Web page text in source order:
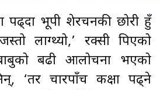
पढ्दा भूपी शेरचनकी छोरी हुँ
लाग्थ्यो,’ रक्सी पिएको
बढी आलोचना भएको
‘तर चारपाँच कक्षा पढ्ने